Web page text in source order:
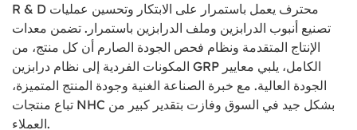
R & D محترف يعمل باستمرار على الابتكار وتحسين عمليات
تصنيع أنبوب الدرابزين وملف الدرابزين باستمرار. تضمن معدات
الإنتاج المتقدمة ونظام فحص الجودة الصارم أن كل منتج، من
المكونات الفردية إلى نظام درابزين GRP الكامل، يلبي معايير
الجودة العالية. مع خبرة الصناعة الغنية وجودة المنتج المتميزة،
تباع منتجات NHC بشكل جيد في السوق وفازت بتقدير كبير من
العملاء.